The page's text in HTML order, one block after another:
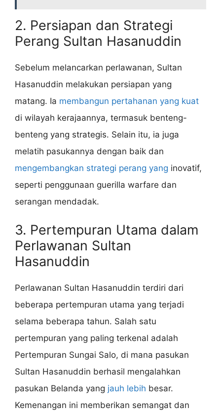
2. Persiapan dan Strategi
Perang Sultan Hasanuddin
Sebelum melancarkan perlawanan, Sultan
Hasanuddin melakukan persiapan yang
matang. Ia membangun pertahanan yang kuat
di wilayah kerajaannya, termasuk benteng-
benteng yang strategis. Selain itu, ia juga
melatih pasukannya dengan baik dan
mengembangkan strategi perang yang inovatif,
seperti penggunaan guerilla warfare dan
serangan mendadak.
3. Pertempuran Utama dalam
Perlawanan Sultan
Hasanuddin
Perlawanan Sultan Hasanuddin terdiri dari
beberapa pertempuran utama yang terjadi
selama beberapa tahun. Salah satu
pertempuran yang paling terkenal adalah
Pertempuran Sungai Salo, di mana pasukan
Sultan Hasanuddin berhasil mengalahkan
pasukan Belanda yang jauh lebih besar.
Kemenangan ini memberikan semangat dan